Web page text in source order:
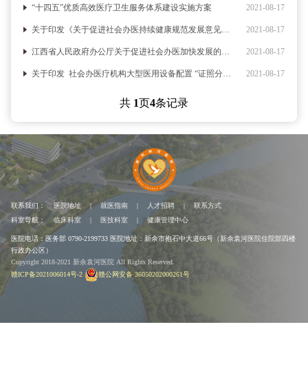
2021-08-17
“十四五”优质高效医疗卫生服务体系建设实施方案
2021-08-17
关于印发《关于促进社会办医持续健康规范发展意见的通知》
2021-08-17
江西省人民政府办公厅关于促进社会办医加快发展的实施意见
2021-08-17
关于印发 社会办医疗机构大型医用设备配置 “证照分离”改革实施方
共 1页4条记录
联系我们： 医院地址 | 就医指南 | 人才招聘 |
联系方式
科室导航：
临床科室 | 医技科室 | 健康管理中心
医院电话：医务部 0790-2199733 医院地址：新余市抱石中大道66号（新余袁河医院住院部四楼
行政办公区）
Copyright 2018-2021 新余袁河医院 All Rights Reserved.
赣ICP备2021006014号-2
赣公网安备 36050202000261号